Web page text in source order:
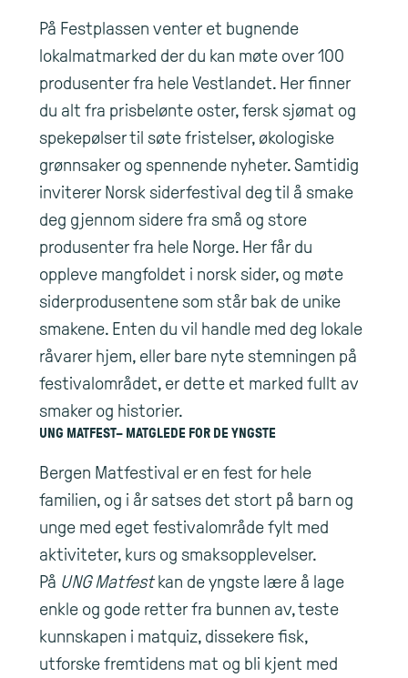
På Festplassen venter et bugnende
lokalmatmarked der du kan møte over 100
produsenter fra hele Vestlandet. Her finner
du alt fra prisbelønte oster, fersk sjømat og
spekepølser til søte fristelser, økologiske
grønnsaker og spennende nyheter. Samtidig
inviterer Norsk siderfestival deg til å smake
deg gjennom sidere fra små og store
produsenter fra hele Norge. Her får du
oppleve mangfoldet i norsk sider, og møte
siderprodusentene som står bak de unike
smakene. Enten du vil handle med deg lokale
råvarer hjem, eller bare nyte stemningen på
festivalområdet, er dette et marked fullt av
smaker og historier.
UNG MATFEST– MATGLEDE FOR DE YNGSTE
Bergen Matfestival er en fest for hele
familien, og i år satses det stort på barn og
unge med eget festivalområde fylt med
aktiviteter, kurs og smaksopplevelser.
På UNG Matfest kan de yngste lære å lage
enkle og gode retter fra bunnen av, teste
kunnskapen i matquiz, dissekere fisk,
utforske fremtidens mat og bli kjent med